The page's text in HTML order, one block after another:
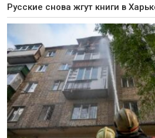
Русские снова жгут книги в